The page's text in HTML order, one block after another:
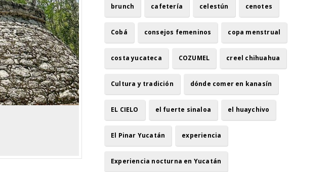
brunch cafetería celestún cenotes
Cobá consejos femeninos copa menstrual
costa yucateca COZUMEL creel chihuahua
Cultura y tradición dónde comer en kanasín
EL CIELO el fuerte sinaloa el huaychivo
El Pinar Yucatán experiencia
Experiencia nocturna en Yucatán